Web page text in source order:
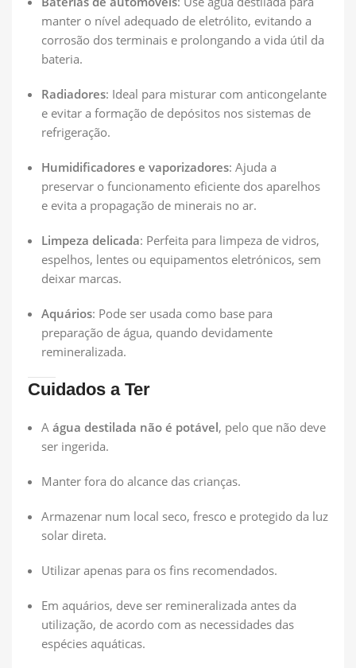
manter o nível adequado de eletrólito, evitando a
corrosão dos terminais e prolongando a vida útil da
bateria.
Radiadores: Ideal para misturar com anticongelante
e evitar a formação de depósitos nos sistemas de
refrigeração.
Humidificadores e vaporizadores: Ajuda a
preservar o funcionamento eficiente dos aparelhos
e evita a propagação de minerais no ar.
Limpeza delicada: Perfeita para limpeza de vidros,
espelhos, lentes ou equipamentos eletrónicos, sem
deixar marcas.
Aquários: Pode ser usada como base para
preparação de água, quando devidamente
remineralizada.
Cuidados a Ter
A água destilada não é potável, pelo que não deve
ser ingerida.
Manter fora do alcance das crianças.
Armazenar num local seco, fresco e protegido da luz
solar direta.
Utilizar apenas para os fins recomendados.
Em aquários, deve ser remineralizada antes da
utilização, de acordo com as necessidades das
espécies aquáticas.